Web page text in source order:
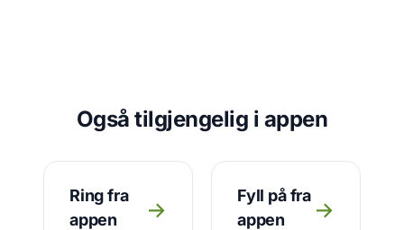
Også tilgjengelig i appen
Ring fra
appen
→
Fyll på fra
appen
→